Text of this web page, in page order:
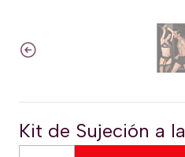
Kit de Sujeción a